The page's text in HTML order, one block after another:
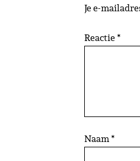
Je e-
Reactie*
Naam*